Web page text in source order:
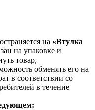
на «Втулка
на упаковке и
товар,
обменять его на
в соответствии со
в течение